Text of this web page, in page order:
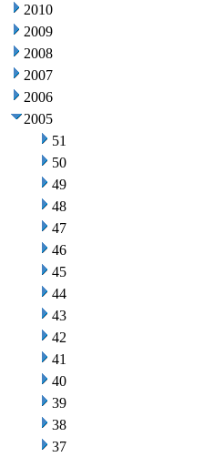
2010
2009
2008
2007
2006
2005
51
50
49
48
47
46
45
44
43
42
41
40
39
38
37